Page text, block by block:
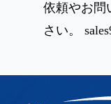
依頼やお問
さい。